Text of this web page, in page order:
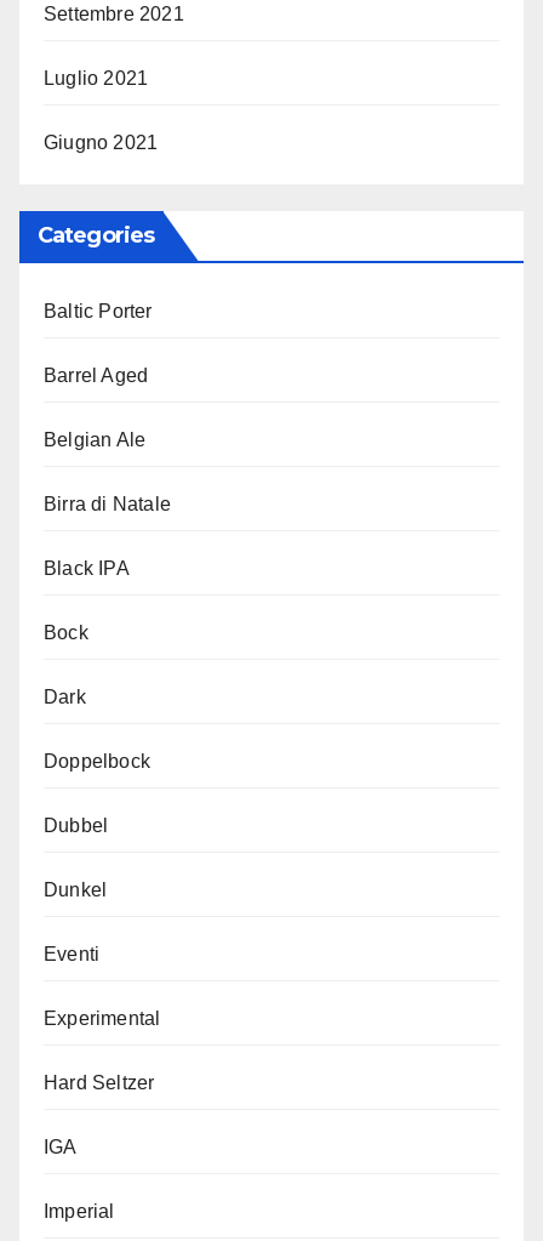
Settembre 2021
Luglio 2021
Giugno 2021
Categories
Baltic Porter
Barrel Aged
Belgian Ale
Birra di Natale
Black IPA
Bock
Dark
Doppelbock
Dubbel
Dunkel
Eventi
Experimental
Hard Seltzer
IGA
Imperial